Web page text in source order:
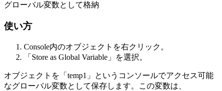
グローバル変数として格納
使い方
Console内のオブジェクトを右クリック。
「Store as Global Variable」を選択。
オブジェクトを「temp1」というコンソールでアクセス可能
なグローバル変数として保存します。この変数は、